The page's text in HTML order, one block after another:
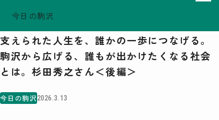
今日の駒沢
ホーム今日の駒沢
支えられた人生を、誰かの一歩につなげる。
駒沢から広げる、誰もが出かけたくなる社会
とは。杉田秀之さん＜後編＞
今日の駒沢2026.3.13
TODAY - 2026.08.08
駒沢この頃
特集一覧
COMOREVI Smiles
EVENT & NEWS
COMOREVI MAP